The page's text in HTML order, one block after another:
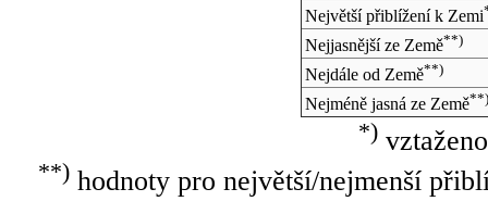
Největší přiblížení k Zemi
Nejjasnější ze Země**)
Nejdále od Země**)
Nejméně jasná ze Země**)
*)
**)hodnoty pro největší/nejmenší